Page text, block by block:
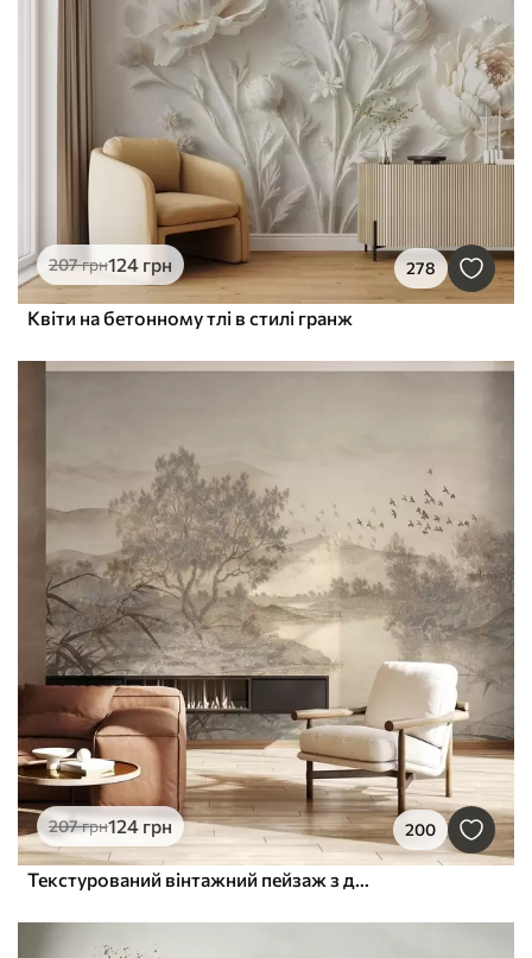
207грн124 грн 278
Квіти на бетонному тлі в стилі гранж
207грн124 грн 200
Текстурований вінтажний пейзаж з деревом біля річки та хмарним небом, мистецтво природи в тонах сепії